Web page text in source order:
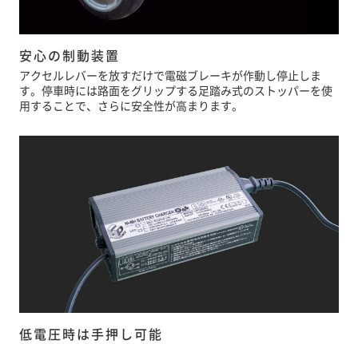
安心の制動装置
アクセルレバーを放すだけで電磁ブレーキが作動し停止しま
す。停車時には路面をグリップする足踏み式のストッパーを使
用することで、さらに安全性が高まります。
低電圧時は手押し可能